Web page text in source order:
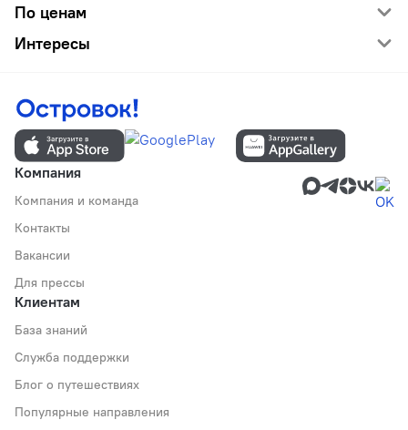
По ценам
Интересы
Компания
Компания и команда
Контакты
Вакансии
Для прессы
Клиентам
База знаний
Служба поддержки
Блог о путешествиях
Популярные направления